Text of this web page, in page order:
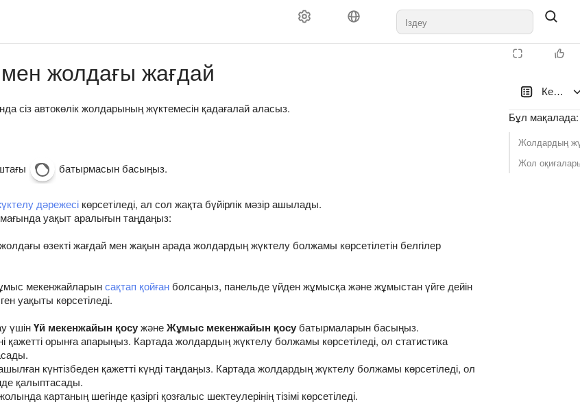
Бұл мақалада:
Жолдардың
Жол
мен жолдағы жағдай
сіз автокөлік жолдарының жүктемесін қадағалай аласыз.
батырмасын басыңыз.
дәрежесі көрсетіледі, ал сол жақта бүйірлік мәзір ашылады.
уақыт аралығын таңдаңыз:
өзекті жағдай мен жақын арада жолдардың жүктелу болжамы көрсетілетін белгілер
мекенжайларынсақтап қойғанболсаңыз, панельде үйден жұмысқа және жұмыстан үйге дейін
уақыты көрсетіледі.
үшінҮй мекенжайын қосужәнеЖұмыс мекенжайын қосубатырмаларын басыңыз.
қажетті орынға апарыңыз. Картада жолдардың жүктелу болжамы көрсетіледі, ол статистика
күнтізбеден қажетті күнді таңдаңыз. Картада жолдардың жүктелу болжамы көрсетіледі, ол
қалыптасады.
картаның шегінде қазіргі қозғалыс шектеулерінің тізімі көрсетіледі.